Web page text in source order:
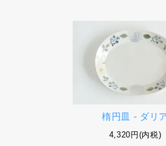
楕円皿 - ダリ
4,320円(内税)